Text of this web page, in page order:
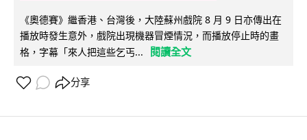
《奧德賽》繼香港、台灣後，大陸蘇州戲院 8 月 9 日亦傳出在
播放時發生意外，戲院出現機器冒煙情況，而播放停止時的畫
格，字幕「來人把這些乞丐...
閱讀全文
分享